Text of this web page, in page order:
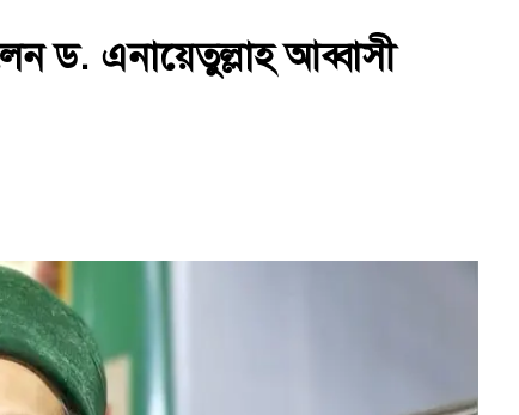
ড. এনায়েতুল্লাহ আব্বাসী